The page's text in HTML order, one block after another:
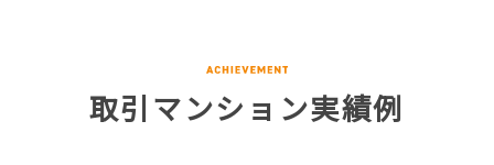
取引マンション実績例